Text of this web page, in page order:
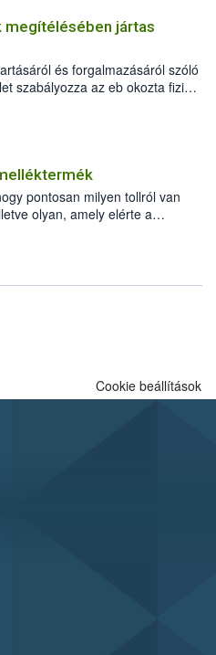
megítélésében jártas
és forgalmazásáról szóló
szabályozza az eb okozta fizikai
felmerülő
veszélyes eb tartását és annak
jártas szakértőt.
pontosan milyen tollról van
olyan, amely elérte a
Cookie beállítások